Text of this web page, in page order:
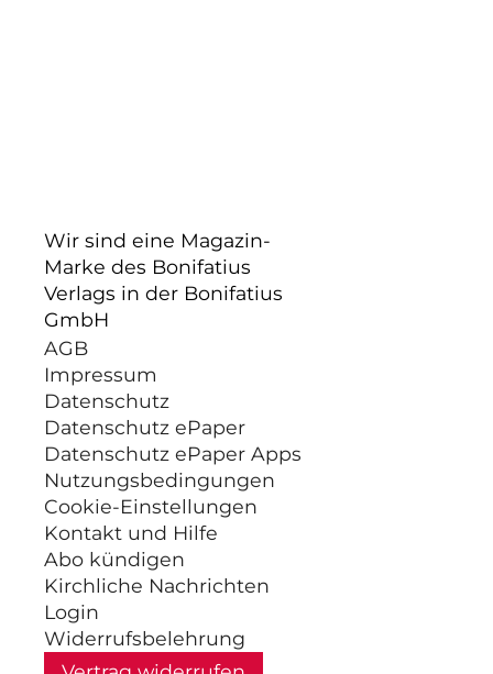
Wir sind eine Magazin-
Marke des Bonifatius
Verlags in der Bonifatius
GmbH
AGB
Impressum
Datenschutz
Datenschutz ePaper
Datenschutz ePaper Apps
Nutzungsbedingungen
Cookie-Einstellungen
Kontakt und Hilfe
Abo kündigen
Kirchliche Nachrichten
Login
Widerrufsbelehrung